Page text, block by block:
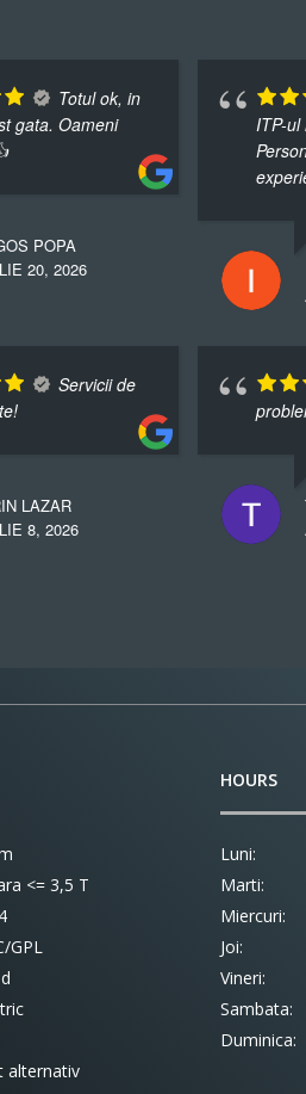
Totul ok, in
gata. Oameni
POPA
20, 2026
ITP-
Servicii de
LAZAR
8, 2026
<= 3,5 T
GPL
alternativ
HOURS
Luni:
Marti:
Miercuri:
Joi:
Vineri:
Sambata:
Duminica: